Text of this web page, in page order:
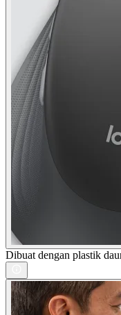
Dibuat dengan plastik